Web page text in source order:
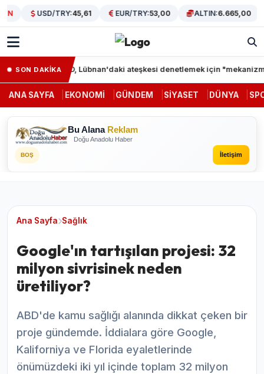
USD/TRY:45,61 EUR/TRY:53,00 ALTIN:6.665,00
SON DAKİKAABD, Lübnan'daki ateşkesi denetlemek için "mekanizma"
ANA SAYFA EKONOMI GÜNDEM SIYASET DÜNYA
Bu Alana Reklam
Doğu Anadolu Haber
BOŞ İletişim
Ana Sayfa Sağlık
Google'ın tartışılan projesi: 32
milyon sivrisinek neden
üretiliyor?
ABD'de kamu sağlığı alanında dikkat çeken bir
proje gündemde. İddialara göre Google,
Kaliforniya ve Florida eyaletlerinde
önümüzdeki iki yıl içinde toplam 32 milyon